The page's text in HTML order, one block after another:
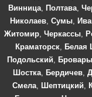
Винница, Полтава,
Николаев, Сумы,
Житомир, Черкассы,
Краматорск, Белая
Подольский, Бровары
Шостка, Бердичев,
Смела, Шептицкий,